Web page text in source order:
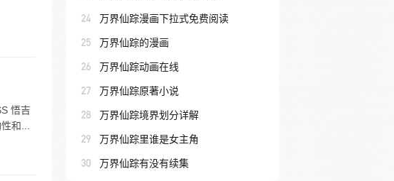
悟吉
和...
24 万界仙踪漫画下拉式免费阅读
25 万界仙踪的漫画
26 万界仙踪动画在线
27 万界仙踪原著小说
28 万界仙踪境界划分详解
29 万界仙踪里谁是女主角
30 万界仙踪有没有续集